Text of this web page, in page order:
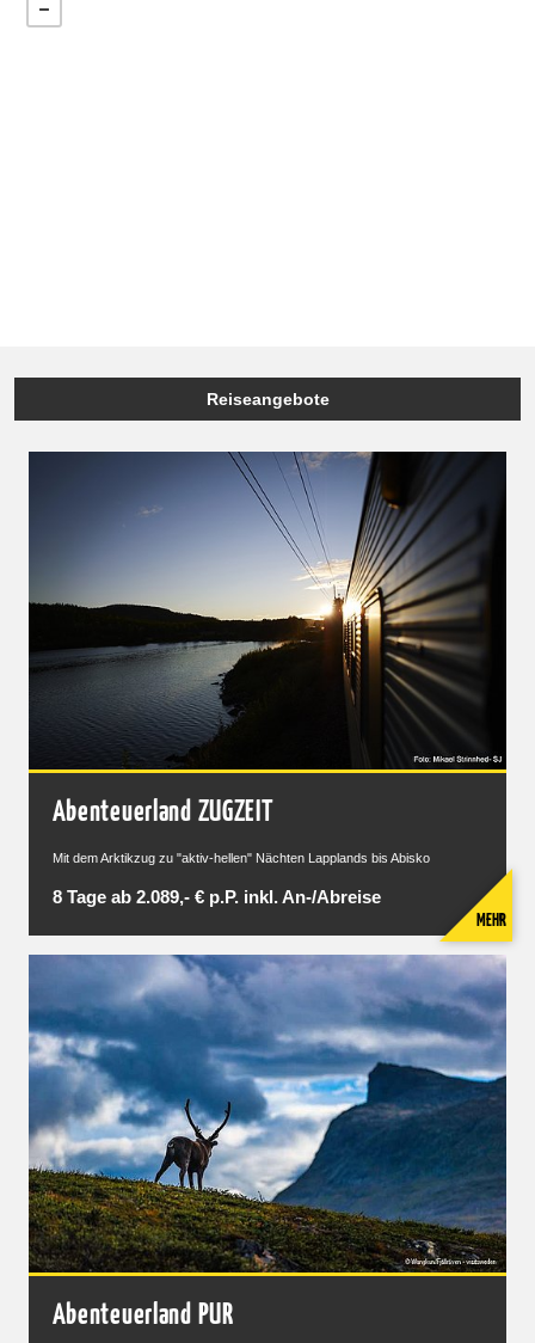
Reiseangebote
Abenteuerland ZUGZEIT
Mit dem Arktikzug zu "aktiv-hellen" Nächten Lapplands bis Abisko
8 Tage ab 2.089,- € p.P. inkl. An-/Abreise
MEHR
Abenteuerland PUR